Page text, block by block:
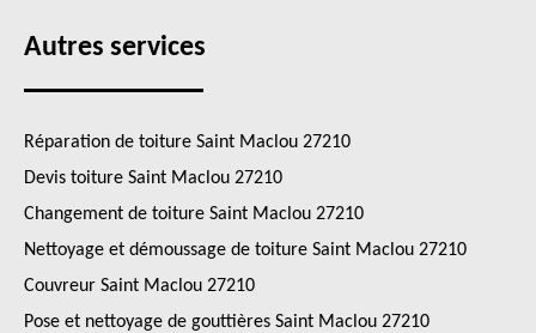
Autres services
Réparation de toiture Saint Maclou 27210
Devis toiture Saint Maclou 27210
Changement de toiture Saint Maclou 27210
Nettoyage et démoussage de toiture Saint Maclou 27210
Couvreur Saint Maclou 27210
Pose et nettoyage de gouttières Saint Maclou 27210